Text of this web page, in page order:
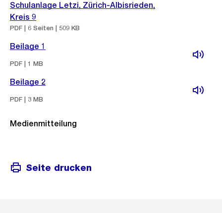
Schulanlage Letzi, Zürich-Albisrieden,
Kreis 9
PDF | 6 Seiten | 509 KB
Beilage 1
PDF | 1 MB
Beilage 2
PDF | 3 MB
Medienmitteilung
Seite drucken